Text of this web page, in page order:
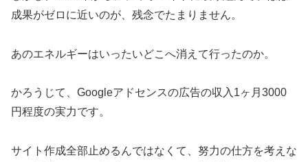
成果がゼロに近いのが、残念でたまりません。
あのエネルギーはいったいどこへ消えて行ったのか。
かろうじて、Googleアドセンスの広告の収入1ヶ月3000
円程度の実力です。
サイト作成全部止めるんではなくて、努力の仕方を考えな